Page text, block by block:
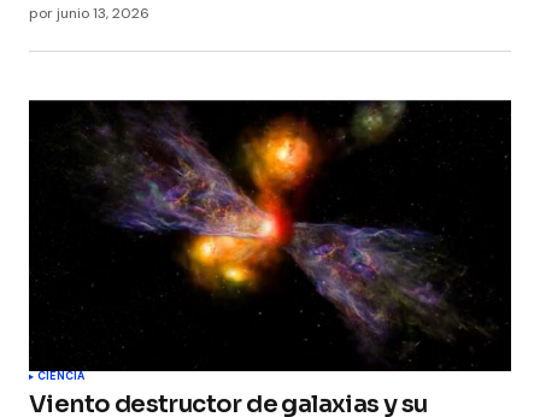
por junio 13, 2026
CIENCIA
Viento destructor de galaxias y su